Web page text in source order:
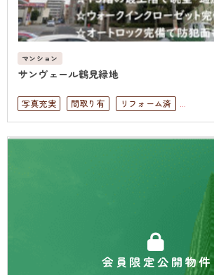
マンション
サンヴェール鶴見緑地
写真充実 間取り有
リフォーム済
駅徒歩10分以内
高層階 上下水道完備
会員限定公開物件